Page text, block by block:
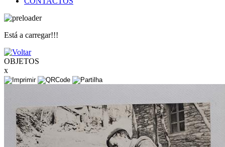
Está a carregar!!!
OBJETOS
x